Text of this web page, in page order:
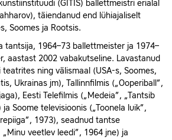
(GITIS) ballettmeistri erialal
täiendanud end lühiajaliselt
, Soomes ja Rootsis.
tantsija, 1964–73 ballettmeister ja 1974–
aastast 2002 vabakutseline. Lavastanud
teatrites ning välismaal (USA‑s, Soomes,
, Ukrainas jm), Tallinnfilmis („Ooperiball”,
), Eesti Telefilmis („Medeia”, „Tantsib
ja Soome televisioonis („Toonela luik”,
1973), seadnud tantse
„Minu veetlev leedi”, 1964 jne) ja